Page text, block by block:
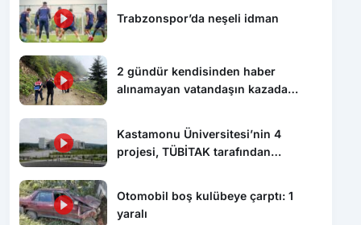
Trabzonspor’da neşeli idman
2 gündür kendisinden haber
alınamayan vatandaşın kazada
Kastamonu Üniversitesi’nin 4
projesi, TÜBİTAK tarafından
Otomobil boş kulübeye çarptı: 1
yaralı